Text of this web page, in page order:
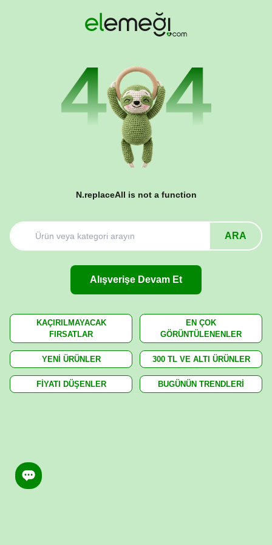
N.replaceAll is not a function
ARA
Alışverişe Devam Et
KAÇIRILMAYACAK
FIRSATLAR
EN ÇOK
GÖRÜNTÜLENENLER
YENİ ÜRÜNLER 300 TL VE ALTI ÜRÜNLER
FİYATI DÜŞENLER BUGÜNÜN TRENDLERİ